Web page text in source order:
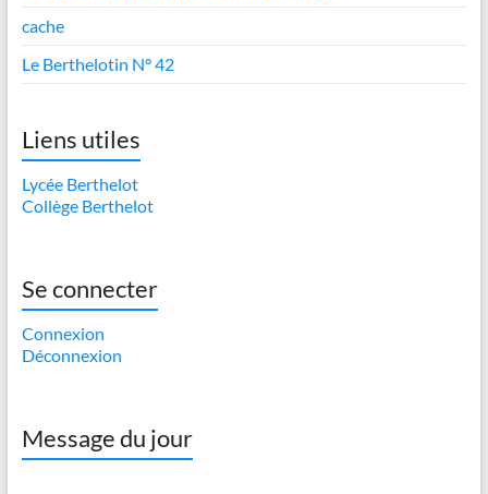
cache
Le Berthelotin N° 42
Liens utiles
Lycée Berthelot
Collège Berthelot
Se connecter
Connexion
Déconnexion
Message du jour